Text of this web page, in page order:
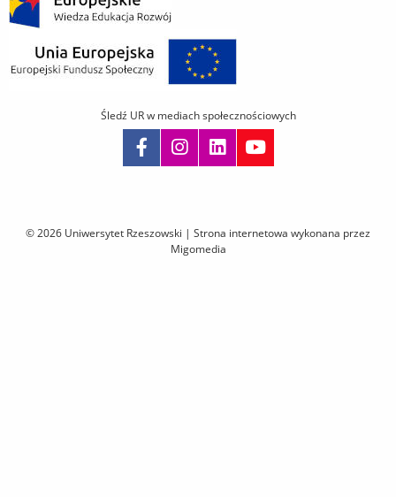
© 2026 Uniwersytet Rzeszowski | Strona internetowa wykonana przez
Migomedia
Śledź UR w mediach społecznościowych
i
przejdź